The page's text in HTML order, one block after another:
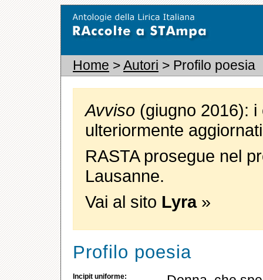
Home >Autori > Profilo poesia
Avviso (giugno 2016):
ulteriormente
RASTA prosegue nel
Lausanne.
Vai al sito Lyra»
Profilo poesia
Incipit uniforme: